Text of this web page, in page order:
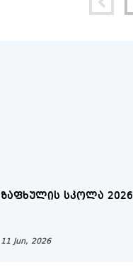
ᲖᲐᲤᲮᲣᲚᲘᲡ ᲡᲙᲝᲚᲐ 2026
11 Jun, 2026